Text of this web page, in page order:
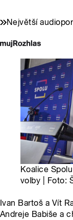
Největší
Koalice
volby | Foto:
Ivan Bartoš a Vít
Andreje Babiše a